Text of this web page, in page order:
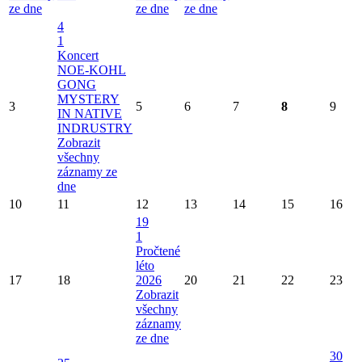
ze dne
ze dne
ze dne
3
4
1
Koncert
NOE-KOHL
GONG
MYSTERY
IN NATIVE
INDRUSTRY
Zobrazit
všechny
záznamy ze
dne
5 6 7 8 9
10 11 12 13 14 15 16
17 18
19
1
Pročtené
léto
2026
Zobrazit
všechny
záznamy
ze dne
20 21 22 23
30